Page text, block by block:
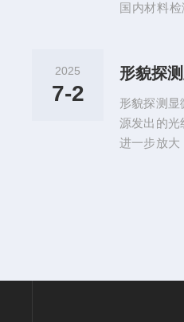
国内材料
业应用及产
物医药、制
2025
7-2
形貌探
形貌探测显
源发出的光
进一步放大
特征。基